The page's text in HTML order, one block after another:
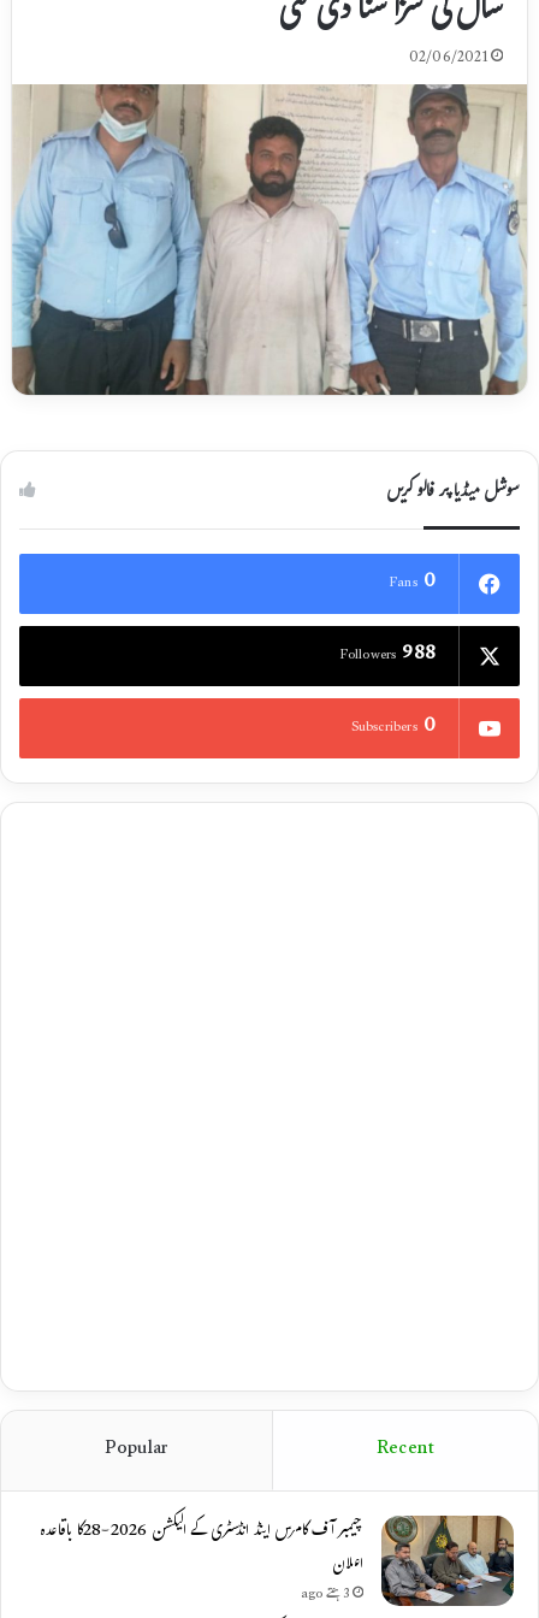
02/06/2021
سوشل میڈیا پر فالو کریں
0
Fans
988
Followers
0
Subscribers
Recent
Popular
چیمبر آف کامرس اینڈ انڈسٹری کے الیکشن 2026-28کا باقاعدہ
اعلان
3 ہفتے ago